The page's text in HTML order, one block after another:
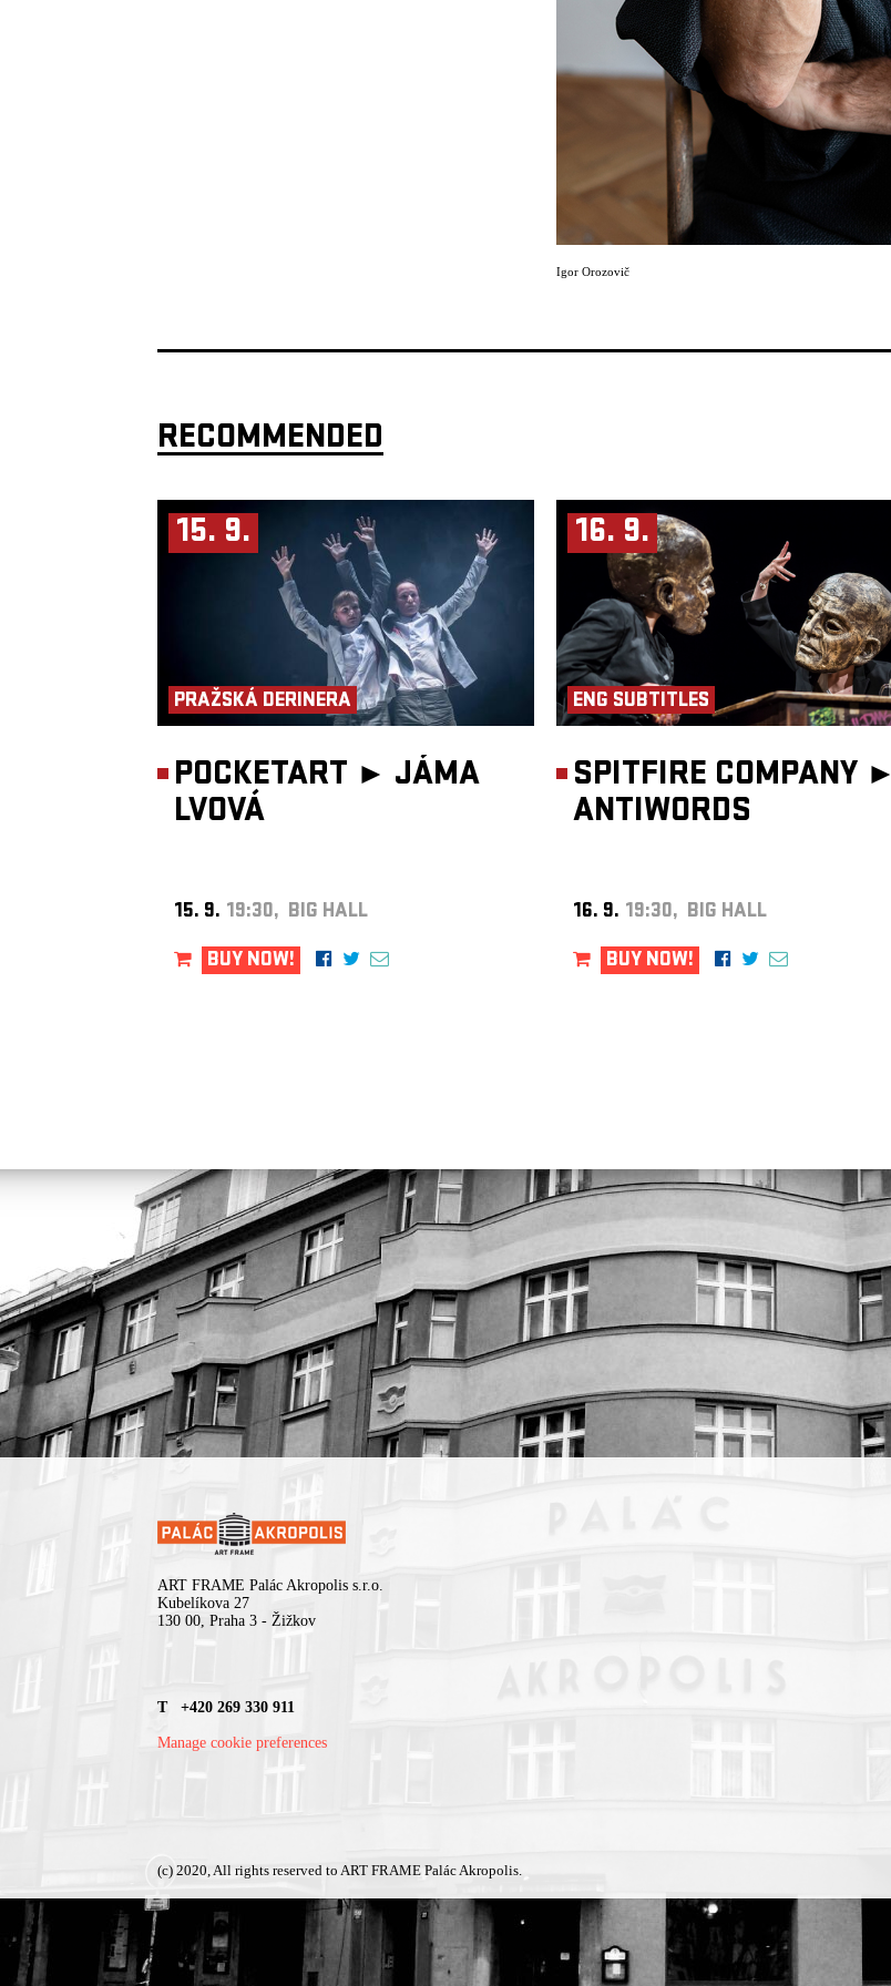
Igor Orozovič
RECOMMENDED
15. 9.
PRAŽSKÁ DERINERA
POCKETART ► JÁMA
LVOVÁ
15. 9. 19:30, BIG HALL
BUY NOW!
16. 9.
ENG SUBTITLES
SPITFIRE COMPANY ►
ANTIWORDS
16. 9. 19:30, BIG HALL
BUY NOW!
ART FRAME Palác Akropolis s.r.o.
Kubelíkova 27
130 00, Praha 3 - Žižkov
T +420 269 330 911
Manage cookie preferences
(c) 2020, All rights reserved to ART FRAME Palác Akropolis.